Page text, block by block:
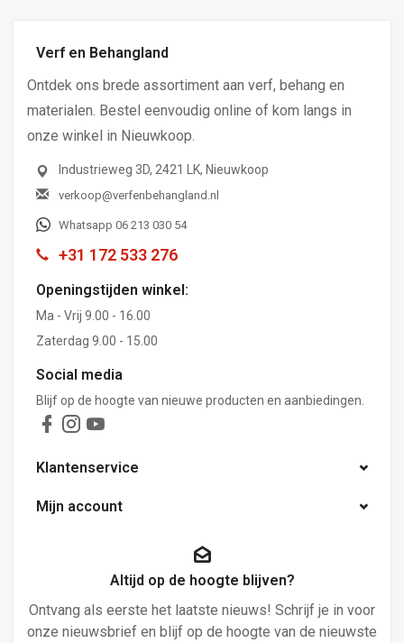
Verf en Behangland
Ontdek ons brede assortiment aan verf, behang en
materialen. Bestel eenvoudig online of kom langs in
onze winkel in Nieuwkoop.
Industrieweg 3D, 2421 LK, Nieuwkoop
verkoop@verfenbehangland.nl
Whatsapp 06 213 030 54
+31 172 533 276
Openingstijden winkel:
Ma - Vrij 9.00 - 16.00
Zaterdag 9.00 - 15.00
Social media
Blijf op de hoogte van nieuwe producten en aanbiedingen.
Klantenservice
Mijn account
Altijd op de hoogte blijven?
Ontvang als eerste het laatste nieuws! Schrijf je in voor
onze nieuwsbrief en blijf op de hoogte van de nieuwste